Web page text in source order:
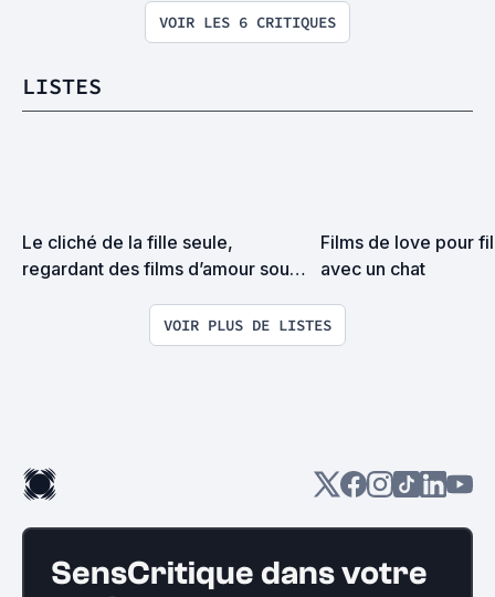
VOIR LES 6 CRITIQUES
LISTES
Le cliché de la fille seule,
regardant des films d’amour sous
Films de love pour
avec un chat
VOIR PLUS DE LISTES
SensCritique dans votre